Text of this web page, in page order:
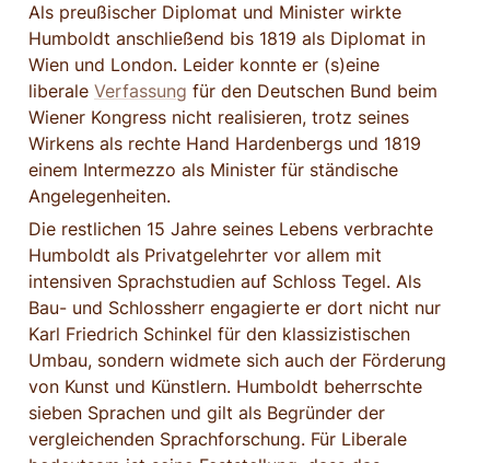
Als preußischer Diplomat und Minister wirkte
Humboldt anschließend bis 1819 als Diplomat in
Wien und London. Leider konnte er (s)eine
liberale Verfassung für den Deutschen Bund beim
Wiener Kongress nicht realisieren, trotz seines
Wirkens als rechte Hand Hardenbergs und 1819
einem Intermezzo als Minister für ständische
Angelegenheiten.
Die restlichen 15 Jahre seines Lebens verbrachte
Humboldt als Privatgelehrter vor allem mit
intensiven Sprachstudien auf Schloss Tegel. Als
Bau- und Schlossherr engagierte er dort nicht nur
Karl Friedrich Schinkel für den klassizistischen
Umbau, sondern widmete sich auch der Förderung
von Kunst und Künstlern. Humboldt beherrschte
sieben Sprachen und gilt als Begründer der
vergleichenden Sprachforschung. Für Liberale